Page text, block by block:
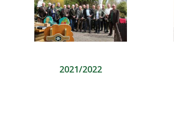
2021/2022